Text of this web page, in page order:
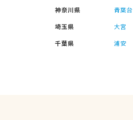
神奈川県
青葉台
埼玉県
大宮
千葉県
浦安